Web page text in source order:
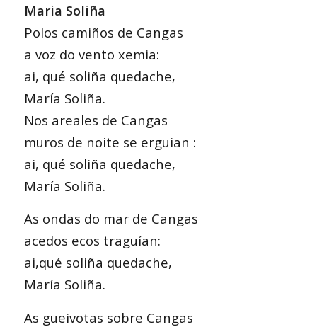
Maria Soliña
Polos camiños de Cangas
a voz do vento xemia:
ai, qué soliña quedache,
María Soliña.
Nos areales de Cangas
muros de noite se erguian :
ai, qué soliña quedache,
María Soliña.
As ondas do mar de Cangas
acedos ecos traguían:
ai,qué soliña quedache,
María Soliña.
As gueivotas sobre Cangas